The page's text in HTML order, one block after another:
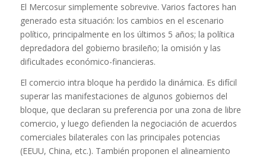
El Mercosur simplemente sobrevive. Varios factores han
generado esta situación: los cambios en el escenario
político, principalmente en los últimos 5 años; la política
depredadora del gobierno brasileño; la omisión y las
dificultades económico-financieras.
El comercio intra bloque ha perdido la dinámica. Es difícil
superar las manifestaciones de algunos gobiernos del
bloque, que declaran su preferencia por una zona de libre
comercio, y luego defienden la negociación de acuerdos
comerciales bilaterales con las principales potencias
(EEUU, China, etc.). También proponen el alineamiento